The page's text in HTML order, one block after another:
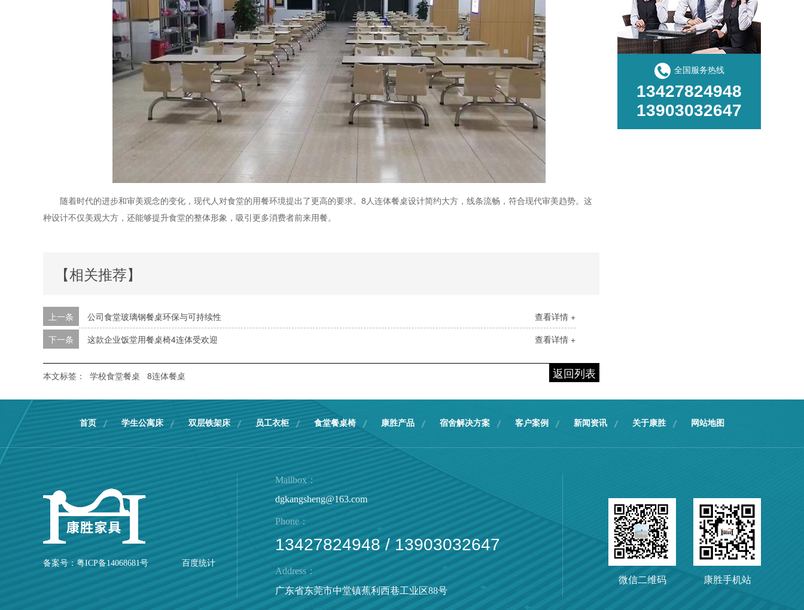
随着时代的进步和审美观念的变化，现代人对食堂的用餐环境提出了更高的要求。8人连体餐桌设计简约大方，线条流畅，符合现代审美趋势。这
种设计不仅美观大方，还能够提升食堂的整体形象，吸引更多消费者前来用餐。
【相关推荐】
查看详情 +
上一条
公司食堂玻璃钢餐桌环保与可持续性
查看详情 +
下一条 这款企业饭堂用餐桌椅4连体受欢迎
返回列表
本文标签： 学校食堂餐桌 8连体餐桌
学生公寓床价格
全国服务热线
13427824948
13903032647
首页 学生公寓床 双层铁架床 员工衣柜 食堂餐桌椅 康胜产品 宿舍解决方案 客户案例 新闻资讯 关于康胜 网站地图
备案号： 粤ICP备14068681号 百度统计
Mailbox：
dgkangsheng@163.com
Phone：
13427824948 / 13903032647
Address：
广东省东莞市中堂镇蕉利西巷工业区88号
微信二维码 康胜手机站